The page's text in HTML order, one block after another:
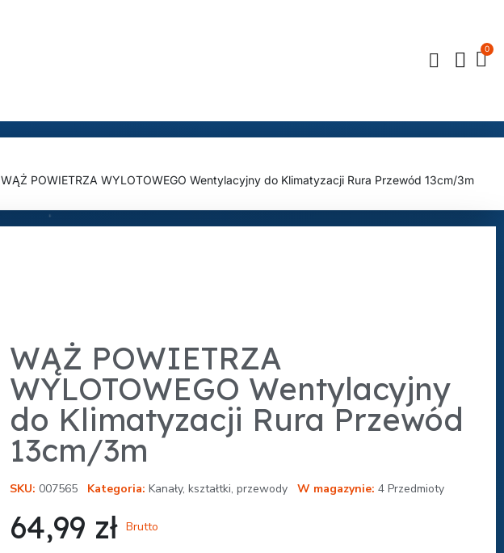
WĄŻ POWIETRZA WYLOTOWEGO Wentylacyjny do Klimatyzacji Rura Przewód 13cm/3m
WĄŻ POWIETRZA
WYLOTOWEGO Wentylacyjny
do Klimatyzacji Rura Przewód
13cm/3m
SKU 007565 Kategoria Kanały, kształtki, przewody W magazynie 4 Przedmioty
64,99 zł Brutto